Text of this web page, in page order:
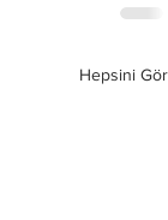
Hepsini Gör